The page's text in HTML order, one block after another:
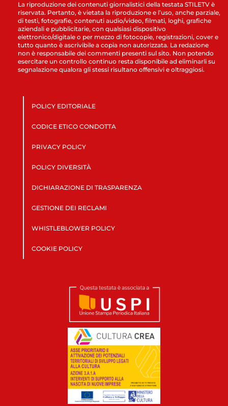
La riproduzione dei contenuti giornalistici della testata STILETV è
riservata. Pertanto, è vietata la riproduzione e l’uso, anche parziale,
di testi, fotografie, contenuti audio/video, filmati, loghi, grafiche
aziendali e pubblicitarie, con qualsiasi dispositivo
elettronico/digitale o per mezzo di fotocopie, registrazioni, cover e
tutto quanto è ascrivibile a copia non autorizzata. La redazione
non è responsabile dei commenti presenti sul sito. Non potendo
esercitare un controllo continuo resta disponibile ad eliminarli su
segnalazione qualora gli stessi risultano offensivi e oltraggiosi.
POLICY EDITORIALE
CODICE ETICO CONDOTTA
PRIVACY POLICY
POLICY DIVERSITÀ
DICHIARAZIONE DI TRASPARENZA
GESTIONE DEI RECLAMI
WHISTLEBLOWER POLICY
COOKIE POLICY